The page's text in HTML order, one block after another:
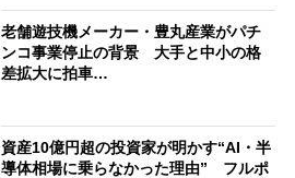
老舗遊技機メーカー・豊丸産業がパチ
ンコ事業停止の背景 大手と中小の格
差拡大に拍車…
資産10億円超の投資家が明かす“AI・半
導体相場に乗らなかった理由” フルポ